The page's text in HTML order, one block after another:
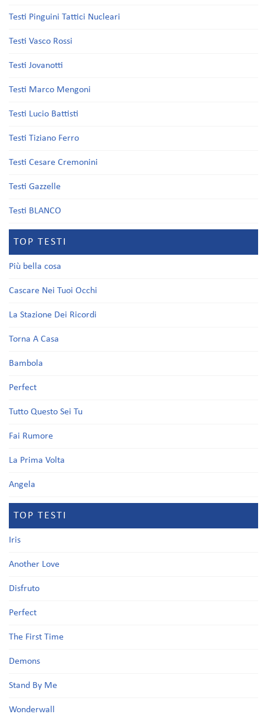
Testi Pinguini Tattici Nucleari
Testi Vasco Rossi
Testi Jovanotti
Testi Marco Mengoni
Testi Lucio Battisti
Testi Tiziano Ferro
Testi Cesare Cremonini
Testi Gazzelle
Testi BLANCO
TOP TESTI
Più bella cosa
Cascare Nei Tuoi Occhi
La Stazione Dei Ricordi
Torna A Casa
Bambola
Perfect
Tutto Questo Sei Tu
Fai Rumore
La Prima Volta
Angela
TOP TESTI
Iris
Another Love
Disfruto
Perfect
The First Time
Demons
Stand By Me
Wonderwall